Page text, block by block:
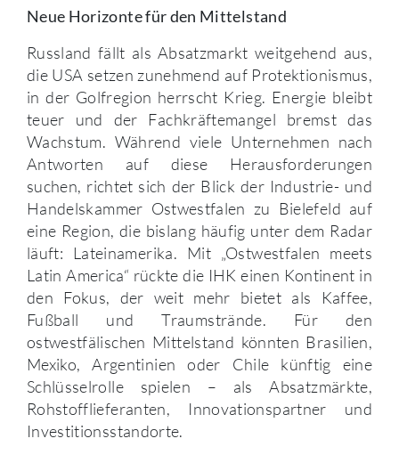
Neue Horizonte für den Mittelstand
Russland fällt als Absatzmarkt weitgehend aus,
die USA setzen zunehmend auf Protektionismus,
in der Golfregion herrscht Krieg. Energie bleibt
teuer und der Fachkräftemangel bremst das
Wachstum. Während viele Unternehmen nach
Antworten auf diese Herausforderungen
suchen, richtet sich der Blick der Industrie- und
Handelskammer Ostwestfalen zu Bielefeld auf
eine Region, die bislang häufig unter dem Radar
läuft: Lateinamerika. Mit „Ostwestfalen meets
Latin America“ rückte die IHK einen Kontinent in
den Fokus, der weit mehr bietet als Kaffee,
Fußball und Traumstrände. Für den
ostwestfälischen Mittelstand könnten Brasilien,
Mexiko, Argentinien oder Chile künftig eine
Schlüsselrolle spielen – als Absatzmärkte,
Rohstofflieferanten, Innovationspartner und
Investitionsstandorte.